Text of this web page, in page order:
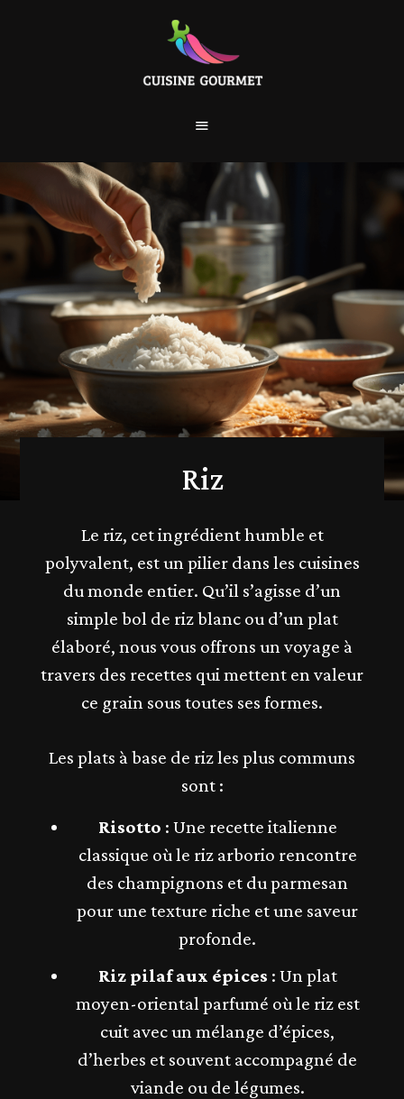
Riz
Le riz, cet ingrédient humble et
polyvalent, est un pilier dans les cuisines
du monde entier. Qu’il s’agisse d’un
simple bol de riz blanc ou d’un plat
élaboré, nous vous offrons un voyage à
travers des recettes qui mettent en valeur
ce grain sous toutes ses formes.
Les plats à base de riz les plus communs
sont :
Risotto : Une recette italienne
classique où le riz arborio rencontre
des champignons et du parmesan
pour une texture riche et une saveur
profonde.
Riz pilaf aux épices : Un plat
moyen-oriental parfumé où le riz est
cuit avec un mélange d’épices,
d’herbes et souvent accompagné de
viande ou de légumes.